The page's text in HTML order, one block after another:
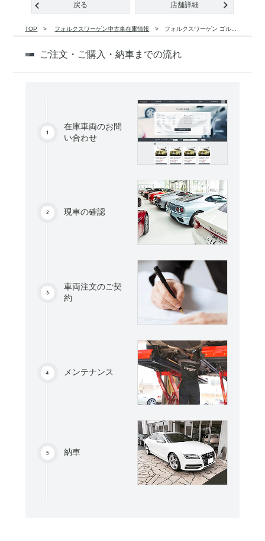
戻る 店舗詳細
TOP フォルクスワーゲン中古車在庫情報 フォルクスワーゲン ゴル...
ご注文・ご購入・納車までの流れ
在庫車両のお問
い合わせ
現車の確認
車両注文のご契
約
メンテナンス
納車